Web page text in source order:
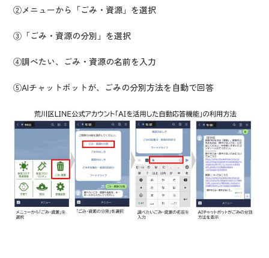
②メニューから「ごみ・資源」を選択
③「ごみ・資源の分別」を選択
④調べたい、ごみ・資源の名前を入力
⑤AIチャットボットが、ごみの分別方法を自動で回答